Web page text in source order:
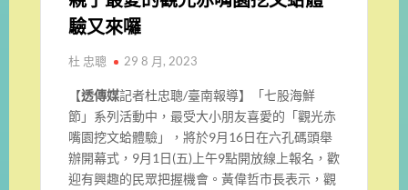
驗又來囉
杜 忠聰 29 8 月, 2023
【透傳媒記者杜忠聰/臺南報導】「七股海鮮
節」系列活動中，最受大小朋友喜愛的「觀光赤
嘴園挖文蛤體驗」，將於9月16日在六孔碼頭舉
辦開幕式，9月1日(五)上午9點開放線上報名，歡
迎有興趣的民眾把握機會。黃偉哲市長表示，觀